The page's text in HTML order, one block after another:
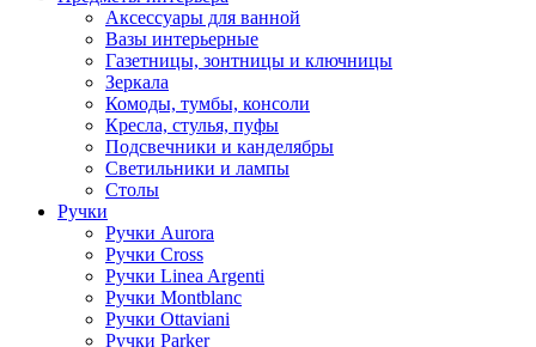
Аксессуары для ванной
Вазы интерьерные
Газетницы, зонтницы и ключницы
Зеркала
Комоды, тумбы, консоли
Кресла, стулья, пуфы
Подсвечники и канделябры
Светильники и лампы
Столы
Ручки
Ручки Aurora
Ручки Cross
Ручки Linea Argenti
Ручки Montblanc
Ручки Ottaviani
Ручки Parker